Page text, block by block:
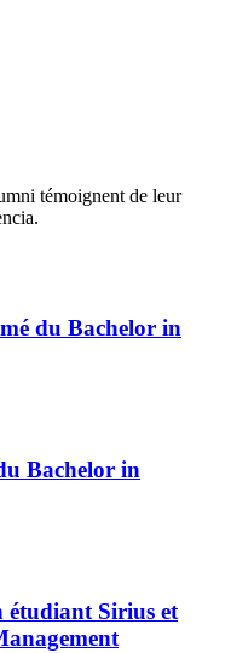
témoignent de leur
du Bachelor in
Bachelor in
Sirius et